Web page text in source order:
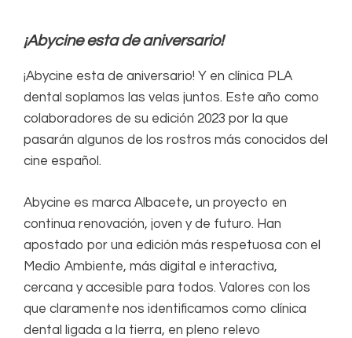
¡Abycine esta de aniversario!
¡Abycine esta de aniversario! Y en clínica PLA
dental soplamos las velas juntos. Este año como
colaboradores de su edición 2023 por la que
pasarán algunos de los rostros más conocidos del
cine español.
Abycine es marca Albacete, un proyecto en
continua renovación, joven y de futuro. Han
apostado por una edición más respetuosa con el
Medio Ambiente, más digital e interactiva,
cercana y accesible para todos. Valores con los
que claramente nos identificamos como clínica
dental ligada a la tierra, en pleno relevo